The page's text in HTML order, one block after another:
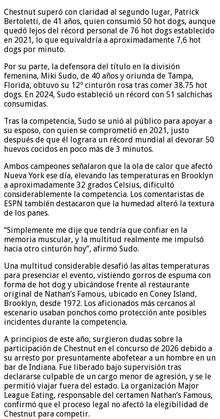
Chestnut superó con claridad al segundo lugar, Patrick
Bertoletti, de 41 años, quien consumió 50 hot dogs, aunque
quedó lejos del récord personal de 76 hot dogs establecido
en 2021, lo que equivaldría a aproximadamente 7,6 hot
dogs por minuto.
Por su parte, la defensora del título en la división
femenina, Miki Sudo, de 40 años y oriunda de Tampa,
Florida, obtuvo su 12º cinturón rosa tras comer 38.75 hot
dogs. En 2024, Sudo estableció un récord con 51 salchichas
consumidas.
Tras la competencia, Sudo se unió al público para apoyar a
su esposo, con quien se comprometió en 2021, justo
después de que él lograra un récord mundial al devorar 50
huevos cocidos en poco más de 3 minutos.
Ambos campeones señalaron que la ola de calor que afectó
Nueva York ese día, elevando las temperaturas en Brooklyn
a aproximadamente 32 grados Celsius, dificultó
considerablemente la competencia. Los comentaristas de
ESPN también destacaron que la humedad alteró la textura
de los panes.
“Simplemente me dije que tendría que confiar en la
memoria muscular, y la multitud realmente me impulsó
hacia otro cinturón hoy”, afirmó Sudo.
Una multitud considerable desafió las altas temperaturas
para presenciar el evento, vistiendo gorros de espuma con
forma de hot dog y ubicándose frente al restaurante
original de Nathan’s Famous, ubicado en Coney Island,
Brooklyn, desde 1972. Los aficionados más cercanos al
escenario usaban ponchos como protección ante posibles
incidentes durante la competencia.
A principios de este año, surgieron dudas sobre la
participación de Chestnut en el concurso de 2026 debido a
su arresto por presuntamente abofetear a un hombre en un
bar de Indiana. Fue liberado bajo supervisión tras
declararse culpable de un cargo menor de agresión, y se le
permitió viajar fuera del estado. La organización Major
League Eating, responsable del certamen Nathan’s Famous,
confirmó que el proceso legal no afectó la elegibilidad de
Chestnut para competir.